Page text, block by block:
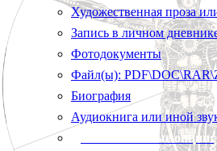
Художественная проза
Запись в личном
Фотодокументы
Файл(ы):
Биография
Аудиокнига или иной
Дополнительные опции: